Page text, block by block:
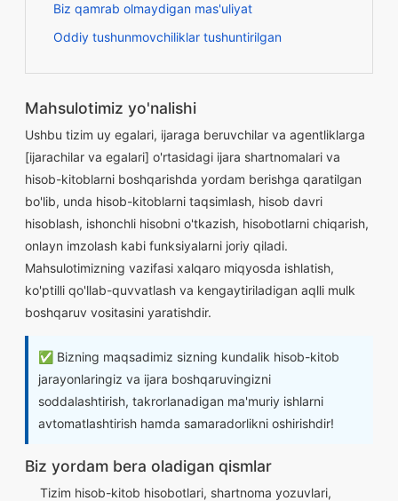
Biz qamrab olmaydigan mas'uliyat
Oddiy tushunmovchiliklar tushuntirilgan
Mahsulotimiz yo'nalishi
Ushbu tizim uy egalari, ijaraga beruvchilar va agentliklarga
[ijarachilar va egalari] o'rtasidagi ijara shartnomalari va
hisob-kitoblarni boshqarishda yordam berishga qaratilgan
bo'lib, unda hisob-kitoblarni taqsimlash, hisob davri
hisoblash, ishonchli hisobni o'tkazish, hisobotlarni chiqarish,
onlayn imzolash kabi funksiyalarni joriy qiladi.
Mahsulotimizning vazifasi xalqaro miqyosda ishlatish,
ko'ptilli qo'llab-quvvatlash va kengaytiriladigan aqlli mulk
boshqaruv vositasini yaratishdir.
✅ Bizning maqsadimiz sizning kundalik hisob-kitob
jarayonlaringiz va ijara boshqaruvingizni
soddalashtirish, takrorlanadigan ma'muriy ishlarni
avtomatlashtirish hamda samaradorlikni oshirishdir!
Biz yordam bera oladigan qismlar
Tizim hisob-kitob hisobotlari, shartnoma yozuvlari,